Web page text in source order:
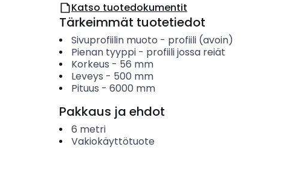
Katso tuotedokumentit
Tärkeimmät tuotetiedot
Sivuprofiilin muoto - profiili (avoin)
Pienan tyyppi- profiili jossa reiät
Korkeus - 56 mm
Leveys - 500 mm
Pituus - 6000 mm
Pakkaus ja ehdot
6 metri
Vakiokäyttötuote